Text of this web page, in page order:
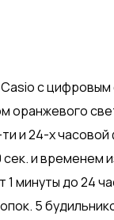
с
оранжевого
и 24-х
и временем
минуты до 24
5